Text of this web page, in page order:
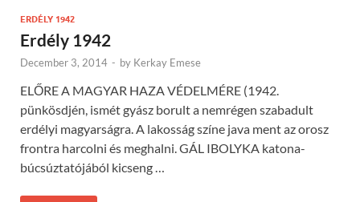
ERDÉLY 1942
Erdély 1942
December 3, 2014 - by Kerkay Emese
ELŐRE A MAGYAR HAZA VÉDELMÉRE (1942.
pünkösdjén, ismét gyász borult a nemrégen szabadult
erdélyi magyarságra. A lakosság színe java ment az orosz
frontra harcolni és meghalni. GÁL IBOLYKA katona-
búcsúztatójából kicseng …